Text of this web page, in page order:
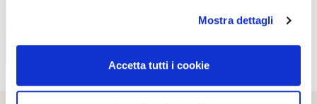
Mostra dettagli
Accetta tutti i cookie